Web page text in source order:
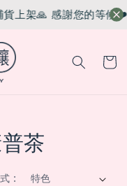
貨上架🙏 感謝您的等候❤️
茶
: